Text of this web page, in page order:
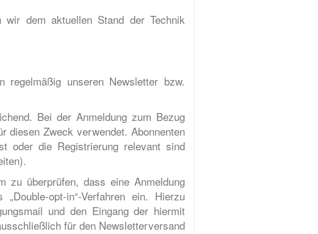
dem aktuellen Stand der Technik
regelmäßig unseren Newsletter bzw.
Bei der Anmeldung zum Bezug
diesen Zweck verwendet. Abonnenten
oder die Registrierung relevant sind
zu überprüfen, dass eine Anmeldung
opt-in“-Verfahren ein. Hierzu
und den Eingang der hiermit
für den Newsletterversand